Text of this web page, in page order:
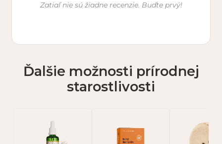
Hodnotenie *
★★★
Zatiaľ nie sú žiadne recenzie. Buďte prvý!
Ďalšie možnosti prírodnej
starostlivosti